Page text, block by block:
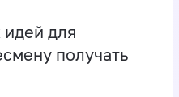
идей для
получать